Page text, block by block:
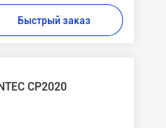
Быстрый заказ
CP2020